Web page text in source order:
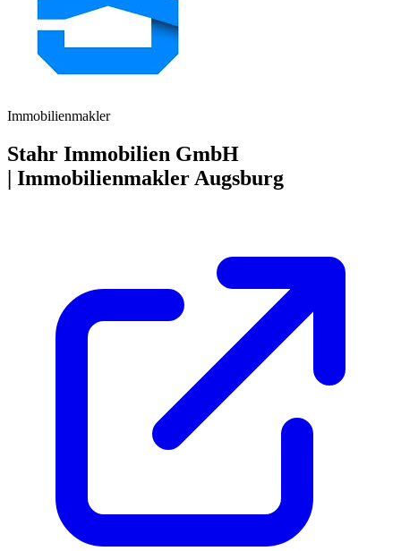
Immobilienmakler
Stahr Immobilien GmbH
| Immobilienmakler Augsburg